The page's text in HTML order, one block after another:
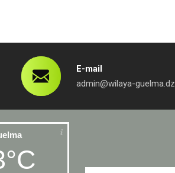
E-mail
admin@wilaya-guelma.dz